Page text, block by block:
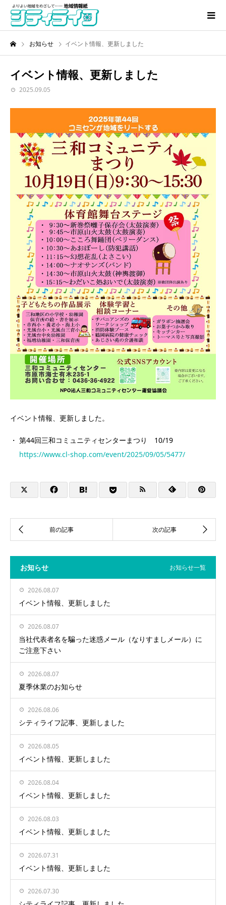
お知らせ イベント情報、更新しました
イベント情報、更新しました
2025.09.05
イベント情報、更新しました。
・ 第44回三和コミュニティセンターまつり 10/19
https://www.cl-shop.com/event/2025/09/05/5477/
お知らせ お知らせ一覧
2026.08.07
イベント情報、更新しました
2026.08.07
当社代表者名を騙った迷惑メール（なりすましメール）に
ご注意下さい
2026.08.07
夏季休業のお知らせ
2026.08.06
シティライフ記事、更新しました
2026.08.05
イベント情報、更新しました
2026.08.04
イベント情報、更新しました
2026.08.03
イベント情報、更新しました
2026.07.31
イベント情報、更新しました
2026.07.30